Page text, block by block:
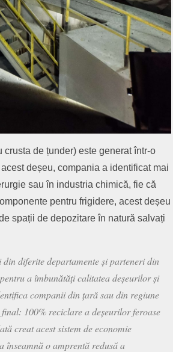
de țunder) este generat într-o
deșeu, compania a identificat mai
sau în industria chimică, fie că
pentru frigidere, acest deșeu
spații de depozitare în natură salvați
diferite departamente și parteneri din
a îmbunătăți calitatea deșeurilor și
companii din țară sau din regiune
100% reciclare a deșeurilor feroase
creat acest sistem de economie
înseamnă o amprentă redusă a